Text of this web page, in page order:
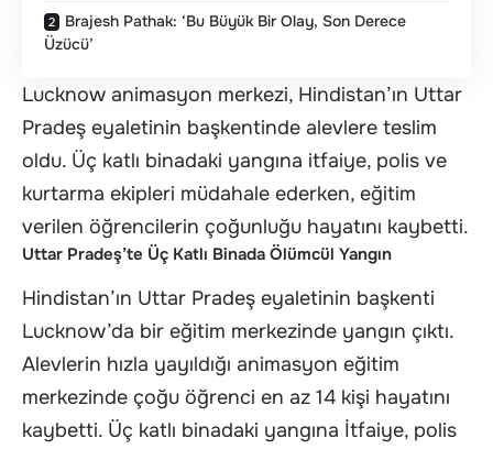
Brajesh Pathak: ‘Bu Büyük Bir Olay, Son Derece
Üzücü’
Lucknow animasyon merkezi, Hindistan’ın Uttar
Pradeş eyaletinin başkentinde alevlere teslim
oldu. Üç katlı binadaki yangına itfaiye, polis ve
kurtarma ekipleri müdahale ederken, eğitim
verilen öğrencilerin çoğunluğu hayatını kaybetti.
Uttar Pradeş’te Üç Katlı Binada Ölümcül Yangın
Hindistan’ın Uttar Pradeş eyaletinin başkenti
Lucknow’da bir eğitim merkezinde yangın çıktı.
Alevlerin hızla yayıldığı animasyon eğitim
merkezinde çoğu öğrenci en az 14 kişi hayatını
kaybetti. Üç katlı binadaki yangına İtfaiye, polis